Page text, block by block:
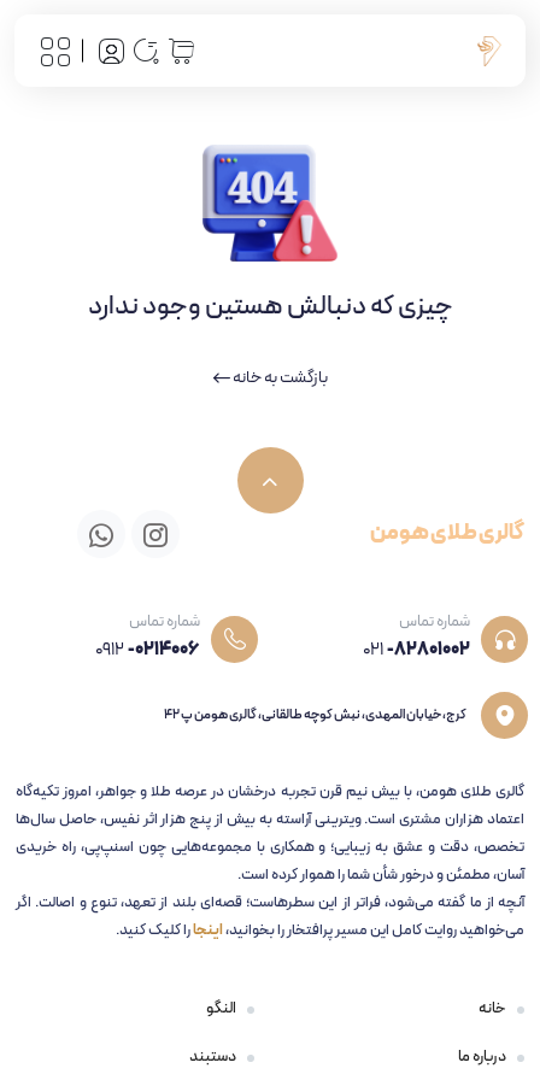
چیزی که دنبالش هستین وجود ندارد
بازگشت به خانه
گالری طلای هومن
شماره تماس
021-82801002
شماره تماس
0912-0214006
کرج، خیابان المهدی، نبش کوچه طالقانی، گالری هومن پ 42
گالری طلای هومن، با بیش نیم قرن تجربه‌ درخشان در عرصه طلا و جواهر، امروز تکیه‌گاه
اعتماد هزاران مشتری است. ویترینی آراسته به بیش از پنج هزار اثر نفیس، حاصل سال‌ها
تخصص، دقت و عشق به زیبایی؛ و همکاری با مجموعه‌هایی چون اسنپ‌پی، راه خریدی
آسان، مطمئن و درخور شأن شما را هموار کرده است.
آنچه از ما گفته می‌شود، فراتر از این سطرهاست؛ قصه‌ای بلند از تعهد، تنوع و اصالت. اگر
می‌خواهید روایت کامل این مسیر پرافتخار را بخوانید،اینجارا کلیک کنید.
خانه
درباره ما
النگو
دستبند